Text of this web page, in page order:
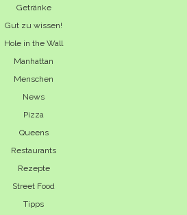
Getränke
Gut zu wissen!
Hole in the Wall
Manhattan
Menschen
News
Pizza
Queens
Restaurants
Rezepte
Street Food
Tipps